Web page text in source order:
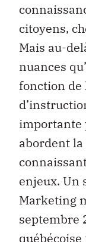
citoyens,
Mais au-
nuances
fonction de
importante
abordent
enjeux. Un
Marketing
septembre